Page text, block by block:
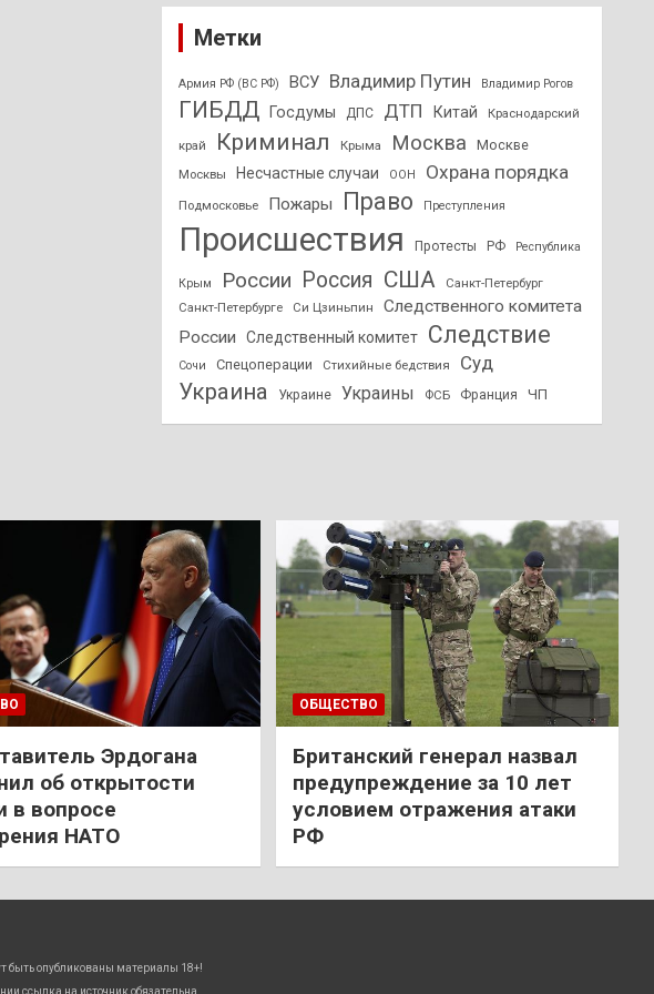
Метки
Армия РФ (ВС РФ) ВСУ Владимир Путин Владимир Рогов
ГИБДД Госдумы ДПС ДТП Китай Краснодарский
край Криминал Крыма Москва Москве
Москвы Несчастные случаи ООН Охрана порядка
Подмосковье Пожары Право Преступления
Происшествия Протесты РФ Республика
Крым России Россия США
Санкт-Петербург
Санкт-Петербурге
Си Цзиньпин
Следственного комитета
России
Следственный комитет Следствие
Сочи Спецоперации Стихийные бедствия Суд
Украина Украине Украины ФСБ Франция ЧП
Эрдогана
об открытости
в вопросе
НАТО
ОБЩЕСТВО
Британский генерал назвал
предупреждение за 10 лет
условием отражения атаки
РФ
быть опубликованы материалы 18+!
ссылка на источник обязательна.